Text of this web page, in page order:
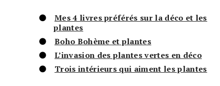
Mes 4 livres préférés sur la déco et les
plantes
Boho Bohème et plantes
L’invasion des plantes vertes en déco
Trois intérieurs qui aiment les plantes